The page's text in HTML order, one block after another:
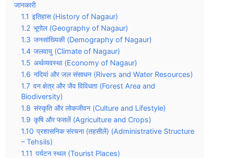
जानकारी
1.1 इतिहास (History of Nagaur)
1.2 भूगोल (Geography of Nagaur)
1.3 जनसांख्यिकी (Demography of Nagaur)
1.4 जलवायु (Climate of Nagaur)
1.5 अर्थव्यवस्था (Economy of Nagaur)
1.6 नदियां और जल संसाधन (Rivers and Water Resources)
1.7 वन क्षेत्र और जैव विविधता (Forest Area and
Biodiversity)
1.8 संस्कृति और लोकजीवन (Culture and Lifestyle)
1.9 कृषि और फसलें (Agriculture and Crops)
1.10 प्रशासनिक संरचना (तहसीलें) (Administrative Structure
– Tehsils)
1.11 पर्यटन स्थल (Tourist Places)